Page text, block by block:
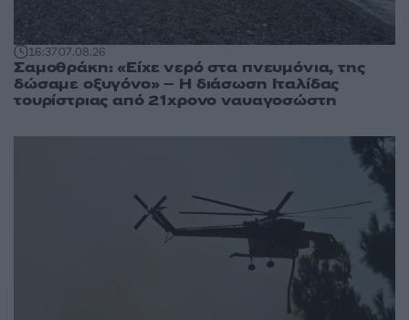
16:3707.08.26
Σαμοθράκη: «Είχε νερό στα πνευμόνια, της
δώσαμε οξυγόνο» – Η διάσωση Ιταλίδας
τουρίστριας από 21χρονο ναυαγοσώστη